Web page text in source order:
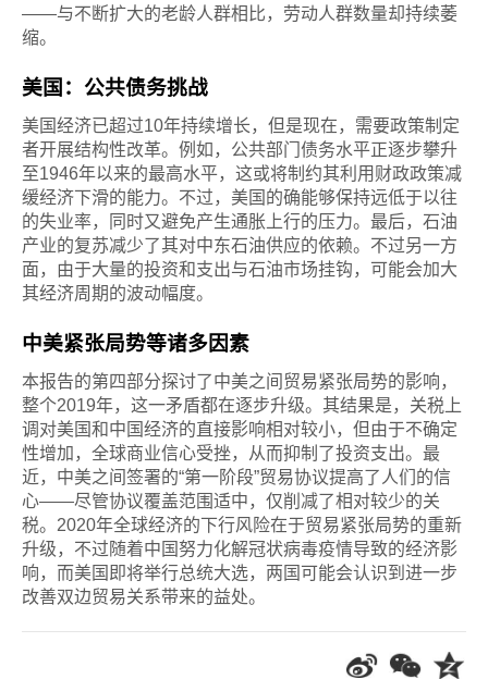
——与不断扩大的老龄人群相比，劳动人群数量却持续萎
缩。
美国：公共债务挑战
美国经济已超过10年持续增长，但是现在，需要政策制定
者开展结构性改革。例如，公共部门债务水平正逐步攀升
至1946年以来的最高水平，这或将制约其利用财政政策减
缓经济下滑的能力。不过，美国的确能够保持远低于以往
的失业率，同时又避免产生通胀上行的压力。最后，石油
产业的复苏减少了其对中东石油供应的依赖。不过另一方
面，由于大量的投资和支出与石油市场挂钩，可能会加大
其经济周期的波动幅度。
中美紧张局势等诸多因素
本报告的第四部分探讨了中美之间贸易紧张局势的影响，
整个2019年，这一矛盾都在逐步升级。其结果是，关税上
调对美国和中国经济的直接影响相对较小，但由于不确定
性增加，全球商业信心受挫，从而抑制了投资支出。最
近，中美之间签署的“第一阶段”贸易协议提高了人们的信
心——尽管协议覆盖范围适中，仅削减了相对较少的关
税。2020年全球经济的下行风险在于贸易紧张局势的重新
升级，不过随着中国努力化解冠状病毒疫情导致的经济影
响，而美国即将举行总统大选，两国可能会认识到进一步
改善双边贸易关系带来的益处。